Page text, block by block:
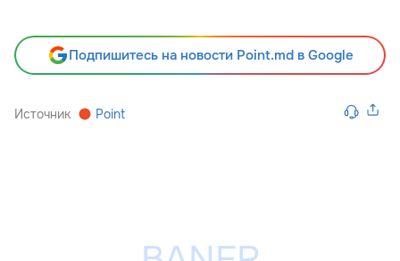
Подпишитесь на новости Point.md в Google
Источник Point